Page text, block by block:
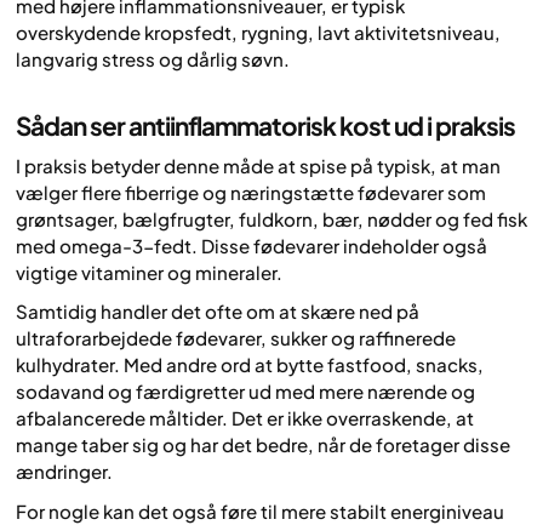
med højere inflammationsniveauer, er typisk
overskydende kropsfedt, rygning, lavt aktivitetsniveau,
langvarig stress og dårlig søvn.
Sådan ser antiinflammatorisk kost ud i praksis
I praksis betyder denne måde at spise på typisk, at man
vælger flere fiberrige og næringstætte fødevarer som
grøntsager, bælgfrugter, fuldkorn, bær, nødder og fed fisk
med omega-3-fedt. Disse fødevarer indeholder også
vigtige vitaminer og mineraler.
Samtidig handler det ofte om at skære ned på
ultraforarbejdede fødevarer, sukker og raffinerede
kulhydrater. Med andre ord at bytte fastfood, snacks,
sodavand og færdigretter ud med mere nærende og
afbalancerede måltider. Det er ikke overraskende, at
mange taber sig og har det bedre, når de foretager disse
ændringer.
For nogle kan det også føre til mere stabilt energiniveau